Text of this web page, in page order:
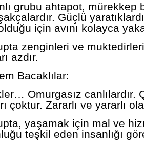
grubu ahtapot, mürekkep
Güçlü
için avını kolayca
zenginleri ve
azdır.
Bacaklılar:
Omurgasız canlılardır.
çoktur. Zararlı ve yararlı
yaşamak için mal ve
teşkil eden insanlığı